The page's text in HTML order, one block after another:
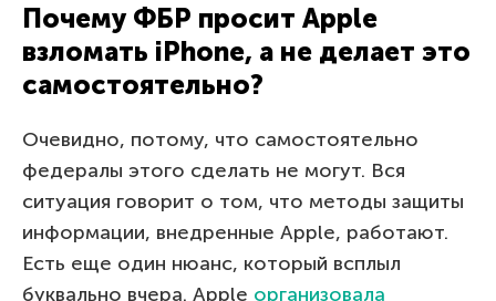
Почему ФБР просит Apple
взломать iPhone, а не делает это
самостоятельно?
Очевидно, потому, что самостоятельно
федералы этого сделать не могут. Вся
ситуация говорит о том, что методы защиты
информации, внедренные Apple, работают.
Есть еще один нюанс, который всплыл
буквально вчера. Apple организовала